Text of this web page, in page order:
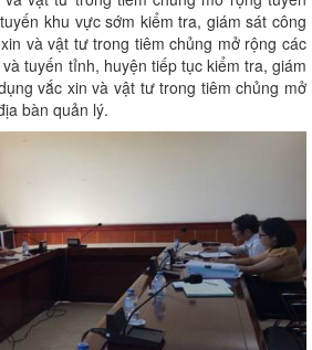
khu vực sớm kiểm tra, giám sát công
và vật tư trong tiêm chủng mở rộng các
tuyến tỉnh, huyện tiếp tục kiểm tra, giám
vắc xin và vật tư trong tiêm chủng mở
bàn quản lý.